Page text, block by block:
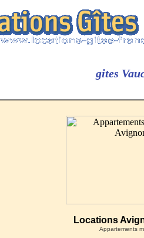
gites
Locations
Appartements